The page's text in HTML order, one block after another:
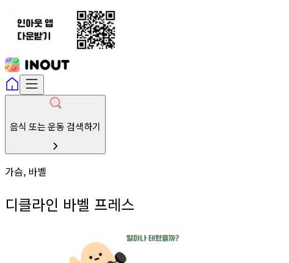
음식 또는 운동 검색하기
가슴, 바벨
디클라인 바벨 프레스